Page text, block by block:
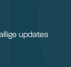
updates